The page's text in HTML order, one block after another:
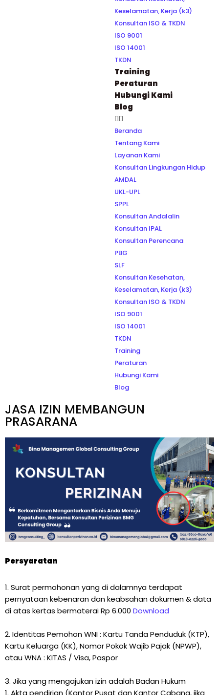
Keselamatan, Kerja (k3)
Konsultan ISO & TKDN
ISO 9001
ISO 14001
TKDN
Training
Peraturan
Hubungi Kami
Blog
Beranda
Tentang Kami
Layanan Kami
Konsultan Lingkungan Hidup
AMDAL
UKL-UPL
SPPL
Konsultan Andalalin
Konsultan IPAL
Konsultan Perencana
PBG
SLF
Konsultan Kesehatan,
Keselamatan, Kerja (k3)
Konsultan ISO & TKDN
ISO 9001
ISO 14001
TKDN
Training
Peraturan
Hubungi Kami
Blog
JASA IZIN MEMBANGUN
PRASARANA
Persyaratan
1. Surat permohonan yang di dalamnya terdapat
pernyataan kebenaran dan keabsahan dokumen & data
di atas kertas bermaterai Rp 6.000 Download
2. Identitas Pemohon WNI : Kartu Tanda Penduduk (KTP),
Kartu Keluarga (KK), Nomor Pokok Wajib Pajak (NPWP),
atau WNA : KITAS / Visa, Paspor
3. Jika yang mengajukan izin adalah Badan Hukum
1. Akta pendirian (Kantor Pusat dan Kantor Cabang, jika